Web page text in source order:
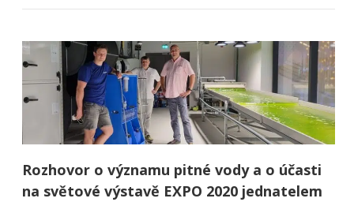
Rozhovor o významu pitné vody a o účasti
na světové výstavě EXPO 2020 jednatelem